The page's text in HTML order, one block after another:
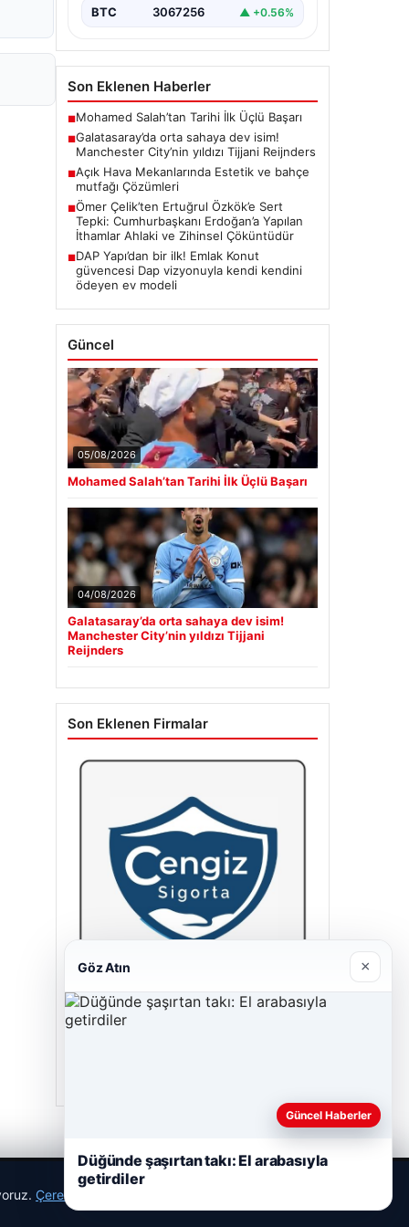
BTC 3067256 ▲ +0.56%
Son Eklenen Haberler
■Mohamed Salah’tan Tarihi İlk Üçlü Başarı
■Galatasaray’da orta sahaya dev isim!
Manchester City’nin yıldızı Tijjani Reijnders
■Açık Hava Mekanlarında Estetik ve bahçe
mutfağı Çözümleri
■Ömer Çelik’ten Ertuğrul Özkök’e Sert
Tepki: Cumhurbaşkanı Erdoğan’a Yapılan
İthamlar Ahlaki ve Zihinsel Çöküntüdür
■DAP Yapı’dan bir ilk! Emlak Konut
güvencesi Dap vizyonuyla kendi kendini
ödeyen ev modeli
Güncel
05/08/2026
Mohamed Salah’tan Tarihi İlk Üçlü Başarı
04/08/2026
Galatasaray’da orta sahaya dev isim!
Manchester City’nin yıldızı Tijjani
Reijnders
Son Eklenen Firmalar
Cengiz Sigorta
Çerez Politikamız
Göz Atın ×
Güncel Haberler
Düğünde şaşırtan takı: El arabasıyla
getirdiler